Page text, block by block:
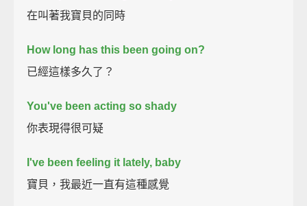
在叫著我寶貝的同時
How long has this been going on?
已經這樣多久了？
You've been acting so shady
你表現得很可疑
I've been feeling it lately, baby
寶貝，我最近一直有這種感覺